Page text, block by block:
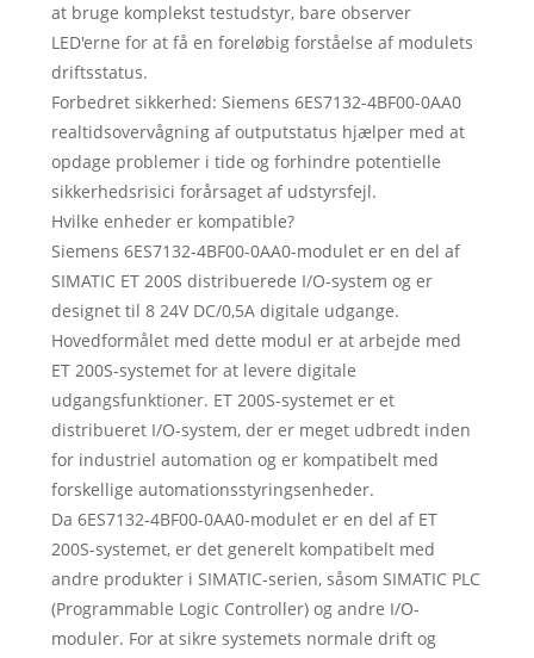
at bruge komplekst testudstyr, bare observer
LED'erne for at få en foreløbig forståelse af modulets
driftsstatus.
Forbedret sikkerhed: Siemens 6ES7132-4BF00-0AA0
realtidsovervågning af outputstatus hjælper med at
opdage problemer i tide og forhindre potentielle
sikkerhedsrisici forårsaget af udstyrsfejl.
Hvilke enheder er kompatible?
Siemens 6ES7132-4BF00-0AA0-modulet er en del af
SIMATIC ET 200S distribuerede I/O-system og er
designet til 8 24V DC/0,5A digitale udgange.
Hovedformålet med dette modul er at arbejde med
ET 200S-systemet for at levere digitale
udgangsfunktioner. ET 200S-systemet er et
distribueret I/O-system, der er meget udbredt inden
for industriel automation og er kompatibelt med
forskellige automationsstyringsenheder.
Da 6ES7132-4BF00-0AA0-modulet er en del af ET
200S-systemet, er det generelt kompatibelt med
andre produkter i SIMATIC-serien, såsom SIMATIC PLC
(Programmable Logic Controller) og andre I/O-
moduler. For at sikre systemets normale drift og